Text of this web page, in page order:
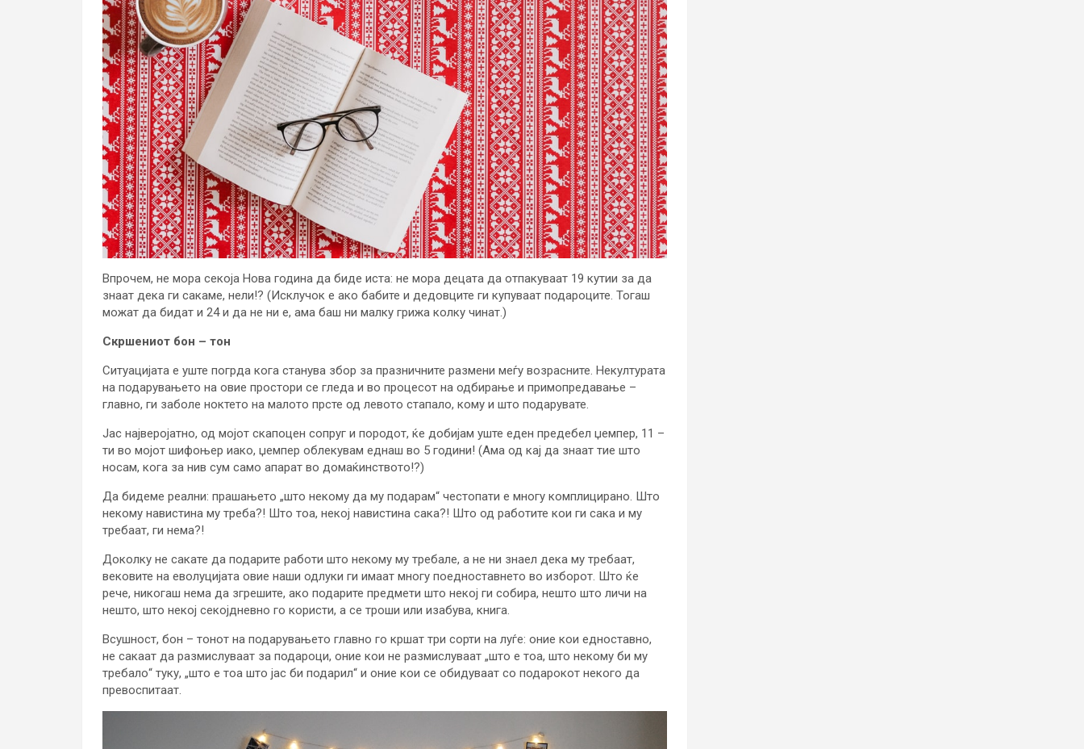
Впрочем, не мора секоја Нова година да биде иста: не мора децата да отпакуваат 19 кутии за да
знаат дека ги сакаме, нели!? (Исклучок е ако бабите и дедовците ги купуваат подароците. Тогаш
можат да бидат и 24 и да не ни е, ама баш ни малку грижа колку чинат.)
Скршениот бон – тон
Ситуацијата е уште погрда кога станува збор за празничните размени меѓу возрасните. Некултурата
на подарувањето на овие простори се гледа и во процесот на одбирање и примопредавање –
главно, ги заболе ноктето на малото прсте од левото стапало, кому и што подарувате.
Јас најверојатно, од мојот скапоцен сопруг и породот, ќе добијам уште еден предебел џемпер, 11 –
ти во мојот шифоњер иако, џемпер облекувам еднаш во 5 години! (Ама од кај да знаат тие што
носам, кога за нив сум само апарат во домаќинството!?)
Да бидеме реални: прашањето „што некому да му подарам“ честопати е многу комплицирано. Што
некому навистина му треба?! Што тоа, некој навистина сака?! Што од работите кои ги сака и му
требаат, ги нема?!
Доколку не сакате да подарите работи што некому му требале, а не ни знаел дека му требаат,
вековите на еволуцијата овие наши одлуки ги имаат многу поедноставнето во изборот. Што ќе
рече, никогаш нема да згрешите, ако подарите предмети што некој ги собира, нешто што личи на
нешто, што некој секојдневно го користи, а се троши или изабува, книга.
Всушност, бон – тонот на подарувањето главно го кршат три сорти на луѓе: оние кои едноставно,
не сакаат да размислуваат за подароци, оние кои не размислуваат „што е тоа, што некому би му
требало“ туку, „што е тоа што јас би подарил“ и оние кои се обидуваат со подарокот некого да
превоспитаат.